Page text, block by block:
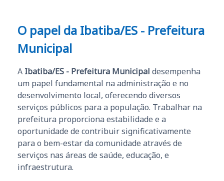
O papel da Ibatiba/ES - Prefeitura
Municipal
A Ibatiba/ES - Prefeitura Municipal desempenha
um papel fundamental na administração e no
desenvolvimento local, oferecendo diversos
serviços públicos para a população. Trabalhar na
prefeitura proporciona estabilidade e a
oportunidade de contribuir significativamente
para o bem-estar da comunidade através de
serviços nas áreas de saúde, educação, e
infraestrutura.